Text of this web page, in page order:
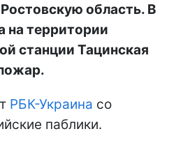
область. В
на территории
станции Тацинская
РБК-Украина со
паблики.